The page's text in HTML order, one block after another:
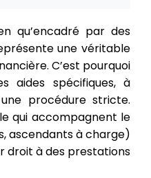
qu’encadré par des
une véritable
C’est pourquoi
aides spécifiques, à
procédure stricte.
qui accompagnent le
ascendants à charge)
droit à des prestations